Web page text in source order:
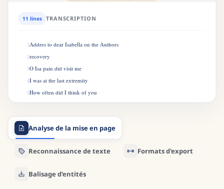
11 lines TRANSCRIPTION
1 Addres to dear Isabella on the Authors
2recovery
3O Isa pain did visit me
4I was at the last extremity
5How often did I think of you
I wished your graceful form to view
8Indeed I thought Id run my race
Good Care Im sure was of me taken
10But indeed I was much shaken
Analyse de la mise en page
Reconnaissance de texte Formats d'export
Balisage d'entités